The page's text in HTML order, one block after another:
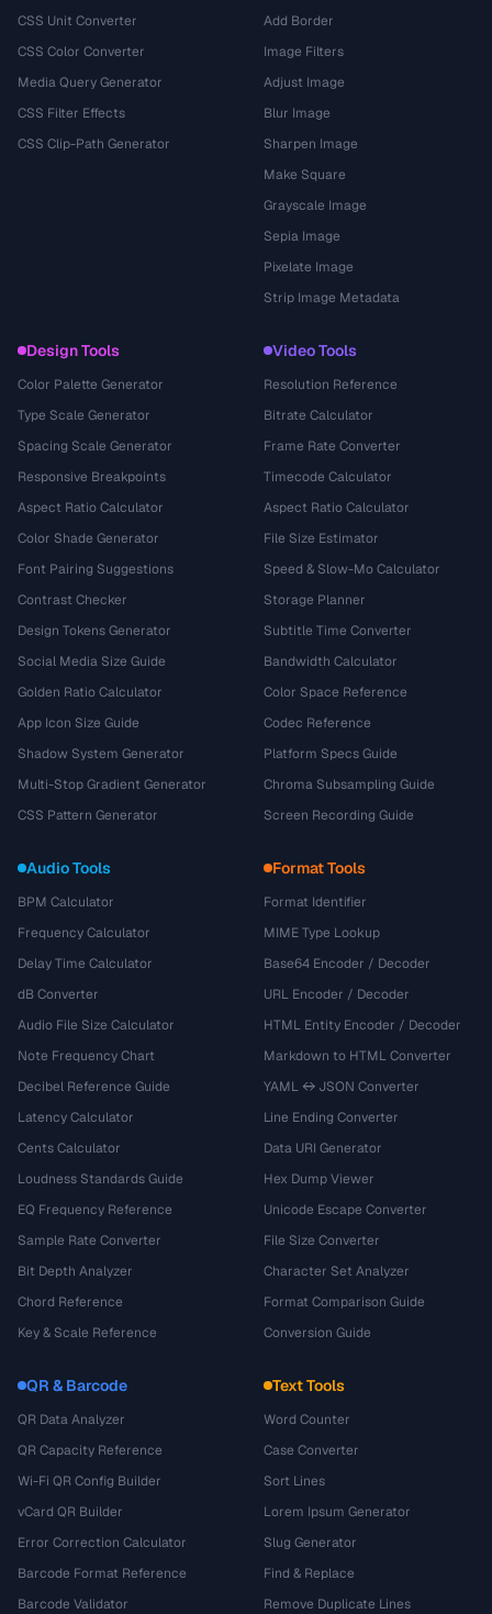
CSS Unit Converter
CSS Color Converter
Media Query Generator
CSS Filter Effects
CSS Clip-Path Generator
Add Border
Image Filters
Adjust Image
Blur Image
Sharpen Image
Make Square
Grayscale Image
Sepia Image
Pixelate Image
Strip Image Metadata
Design Tools
Color Palette Generator
Type Scale Generator
Spacing Scale Generator
Responsive Breakpoints
Aspect Ratio Calculator
Color Shade Generator
Font Pairing Suggestions
Contrast Checker
Design Tokens Generator
Social Media Size Guide
Golden Ratio Calculator
App Icon Size Guide
Shadow System Generator
Multi-Stop Gradient Generator
CSS Pattern Generator
Video Tools
Resolution Reference
Bitrate Calculator
Frame Rate Converter
Timecode Calculator
Aspect Ratio Calculator
File Size Estimator
Speed & Slow-Mo Calculator
Storage Planner
Subtitle Time Converter
Bandwidth Calculator
Color Space Reference
Codec Reference
Platform Specs Guide
Chroma Subsampling Guide
Screen Recording Guide
Audio Tools
BPM Calculator
Frequency Calculator
Delay Time Calculator
dB Converter
Audio File Size Calculator
Note Frequency Chart
Decibel Reference Guide
Latency Calculator
Cents Calculator
Loudness Standards Guide
EQ Frequency Reference
Sample Rate Converter
Bit Depth Analyzer
Chord Reference
Key & Scale Reference
Format Tools
Format Identifier
MIME Type Lookup
Base64 Encoder / Decoder
URL Encoder / Decoder
HTML Entity Encoder / Decoder
Markdown to HTML Converter
YAML ↔ JSON Converter
Line Ending Converter
Data URI Generator
Hex Dump Viewer
Unicode Escape Converter
File Size Converter
Character Set Analyzer
Format Comparison Guide
Conversion Guide
QR & Barcode
QR Data Analyzer
QR Capacity Reference
Wi-Fi QR Config Builder
vCard QR Builder
Error Correction Calculator
Barcode Format Reference
Barcode Validator
Text Tools
Word Counter
Case Converter
Sort Lines
Lorem Ipsum Generator
Slug Generator
Find & Replace
Remove Duplicate Lines